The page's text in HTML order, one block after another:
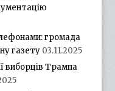
громада
газету 03.11.2025
виборців Трампа